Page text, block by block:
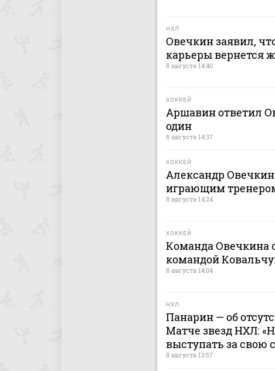
НХЛ
Овечкин заявил,
карьеры вернется
8 августа 14:40
ХОККЕЙ
Аршавин ответил
один
8 августа 14:37
ХОККЕЙ
Александр Овечкин
играющим
8 августа 14:24
ХОККЕЙ
Команда Овечкина
командой
8 августа 14:04
НХЛ
Панарин — об
Матче звезд НХЛ:
выступать за свою
8 августа 13:57